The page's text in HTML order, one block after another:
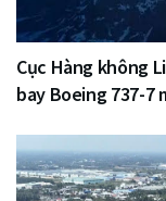
Cục Hàng không
bay Boeing 737-7